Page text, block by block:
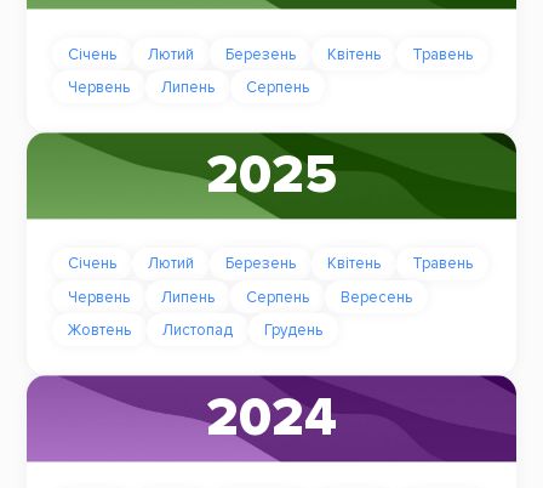
Січень Лютий Березень Квітень
Травень
Червень
Липень Серпень
2025
Січень Лютий Березень Квітень
Травень
Червень
Липень Серпень
Вересень
Жовтень
Листопад Грудень
2024